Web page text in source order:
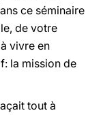
ce séminaire
de votre
vivre en
la mission de
tout à